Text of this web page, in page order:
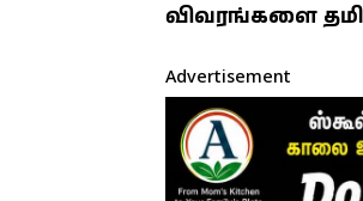
விவரங்களை
Advertisement